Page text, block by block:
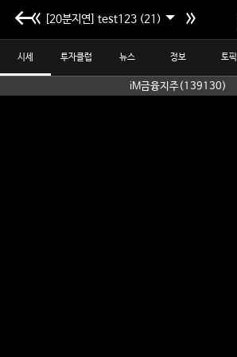
[20분지연] test123 (21)
시세 투자클럽 뉴스 정보 토픽
iM금융지주(139130)